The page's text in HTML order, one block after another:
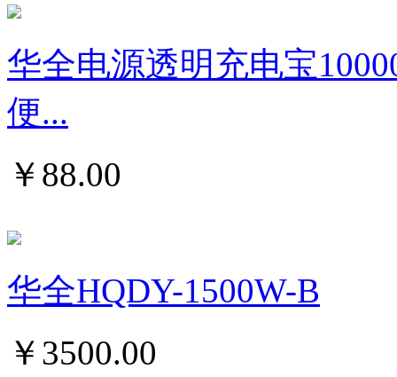
华全电源透明充电宝
便...
￥ 88.00
华全HQDY-1500W-B
￥ 3500.00